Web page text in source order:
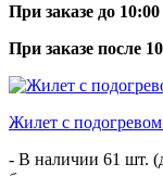
При заказе до 10:00
При заказе после
Жилет с
- В наличии 61 шт.